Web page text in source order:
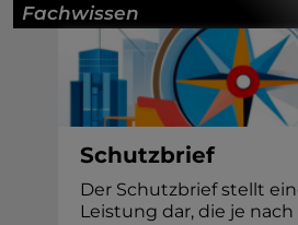
Fachwissen
Schutzbrief
Der Schutzbrief stellt
Leistung dar, die je nach